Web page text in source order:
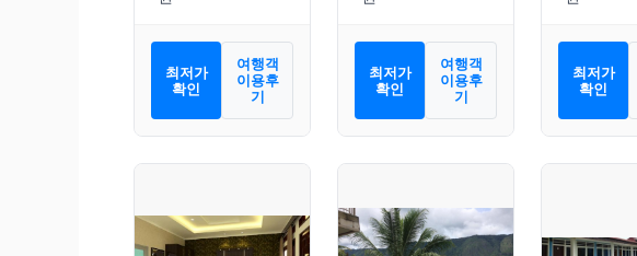
최저가
확인
여행객
이용후
기
최저가
확인
여행객
이용후
기
최저가
확인